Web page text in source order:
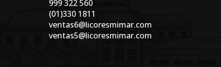
999 322 560
(01)330 1811
ventas6@licoresmimar.com
ventas5@licoresmimar.com